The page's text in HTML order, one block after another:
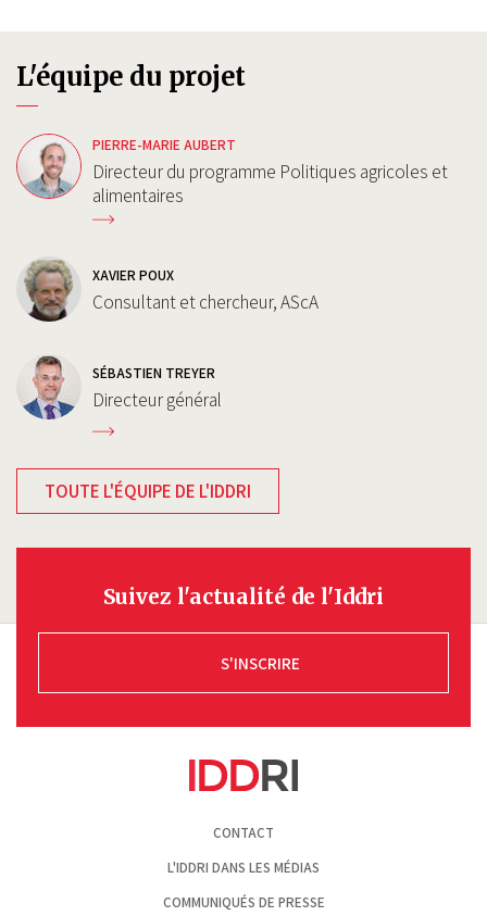
L'équipe du projet
PIERRE-MARIE AUBERT
Directeur du programme Politiques agricoles et
alimentaires
XAVIER POUX
Consultant et chercheur, AScA
SÉBASTIEN TREYER
Directeur général
TOUTE L'ÉQUIPE DE L'IDDRI
Suivez l'actualité de l'Iddri
S'INSCRIRE
CONTACT
L'IDDRI DANS LES MÉDIAS
COMMUNIQUÉS DE PRESSE